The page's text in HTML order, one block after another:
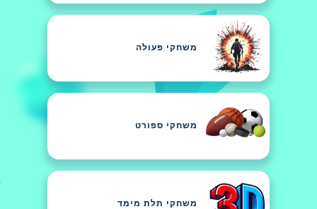
משחקי פעולה
משחקי ספורט
משחקי תלת מימד